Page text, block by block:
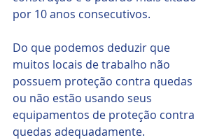
por 10 anos consecutivos.
Do que podemos deduzir que
muitos locais de trabalho não
possuem proteção contra quedas
ou não estão usando seus
equipamentos de proteção contra
quedas adequadamente.